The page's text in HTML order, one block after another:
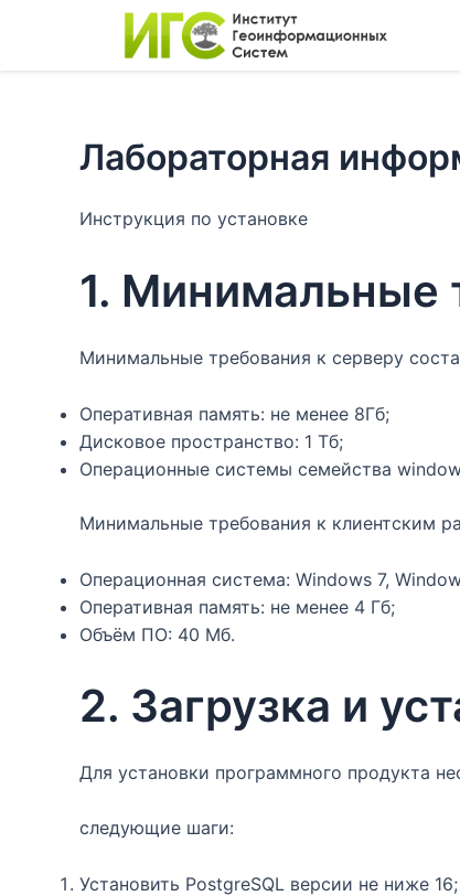
Лабораторная
Инструкция по установке
1. Минимальные
Минимальные требования к серверу
Оперативная память: не менее 8Гб;
Дисковое пространство: 1 Тб;
Операционные системы семейства
Минимальные требования к клиентским
Операционная система: Windows 7,
Оперативная память: не менее 4 Гб;
Объём ПО: 40 Мб.
2. Загрузка и
Для установки программного продукта
следующие шаги:
Установить PostgreSQL версии не ниже 16;